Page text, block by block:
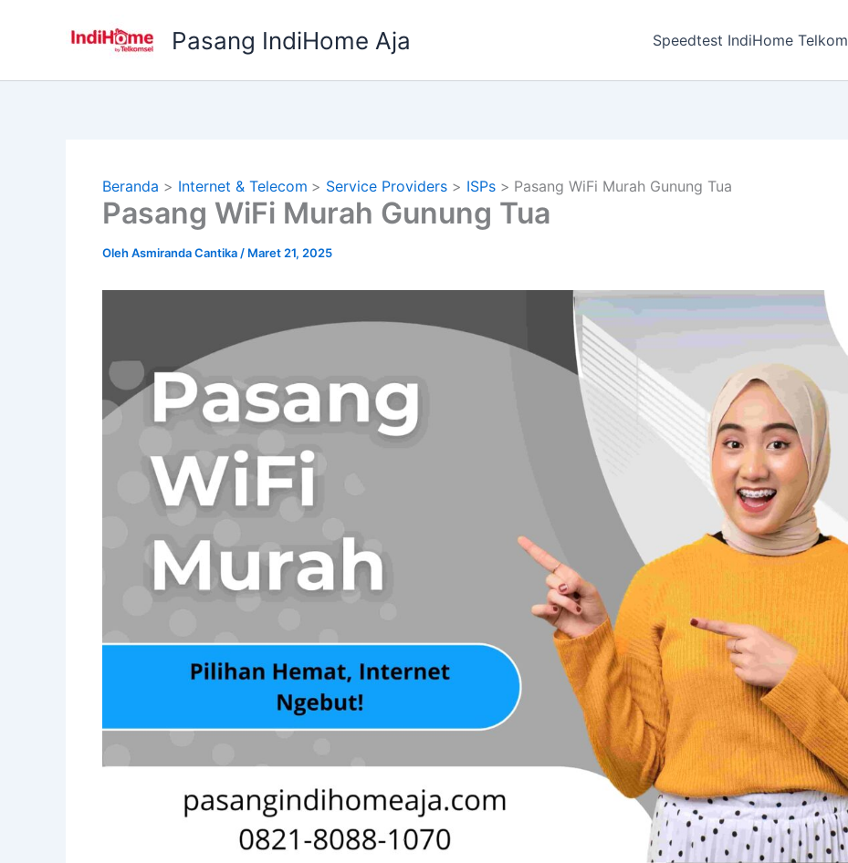
Pasang IndiHome Aja Speedtest IndiHome Telkom
Beranda Internet & Telecom Service Providers ISPs Pasang WiFi Murah Gunung Tua
Pasang WiFi Murah Gunung Tua
OlehAsmiranda Cantika / Maret 21, 2025